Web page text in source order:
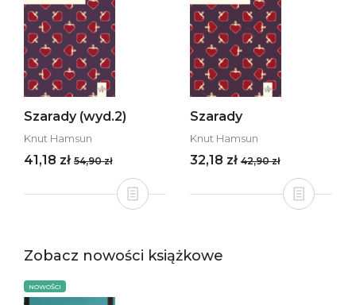
Szarady (wyd.2)
Knut Hamsun
41,18 zł 54,90 zł
Szarady
Knut Hamsun
32,18 zł 42,90 zł
Zobacz nowości książkowe
NOWOŚCI